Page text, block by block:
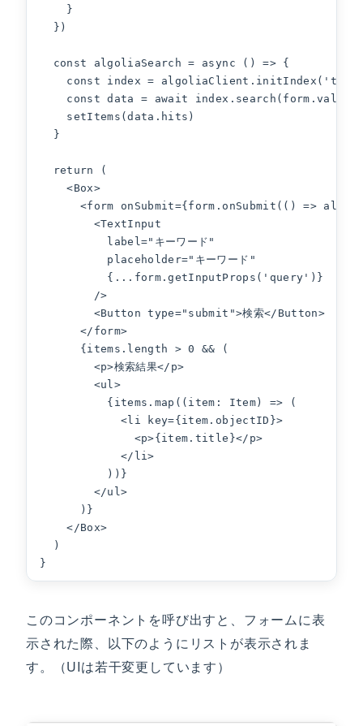
    }
  })
  const algoliaSearch = async () => {
const index =
const data = await
    setItems(data.hits)
  }
  return (
    <Box>
<form onSubmit={form.onSubmit(() =>
        <TextInput
          label="キーワード"
          placeholder="キーワード"
          {...form.getInputProps('query')}
        />
        <Button type="submit">検索</Button>
      </form>
      {items.length > 0 && (
        <p>検索結果</p>
        <ul>
          {items.map((item: Item) => (
            <li key={item.objectID}>
              <p>{item.title}</p>
            </li>
          ))}
        </ul>
      )}
    </Box>
  )
}
このコンポーネントを呼び出すと、フォームに表
示された際、以下のようにリストが表示されま
す。（UIは若干変更しています）